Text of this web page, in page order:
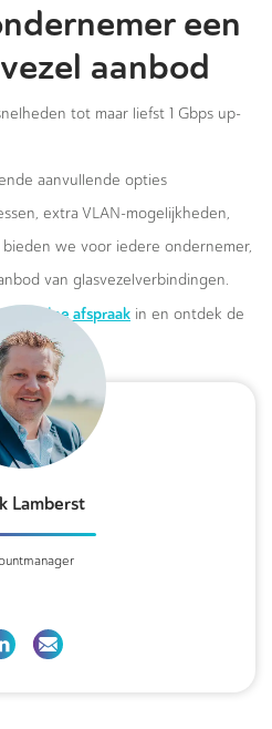
een
aanbod
tot maar liefst 1 Gbps up-
aanvullende opties
extra VLAN-mogelijkheden,
bieden we voor iedere ondernemer,
van glasvezelverbindingen.
online afspraak in en ontdek de
Lamberst